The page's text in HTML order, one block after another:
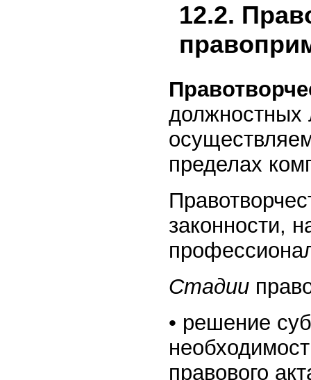
12.2.
должностных
пределах
законности,
Стадии
• решение
правового